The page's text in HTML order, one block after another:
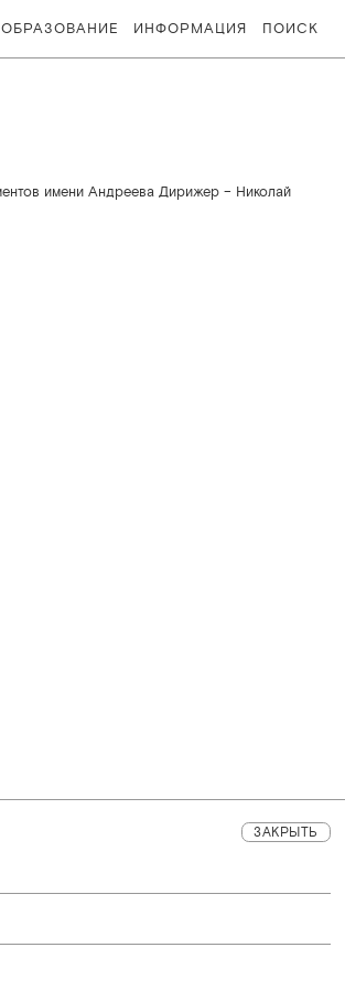
ОБРАЗОВАНИЕ ИНФОРМАЦИЯ ПОИСК
ЗАКРЫТЬ